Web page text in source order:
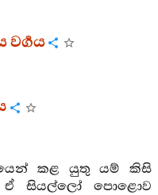
කළ යුතු යම් කිසි
ඒ සියල්ලෝ පොළොව